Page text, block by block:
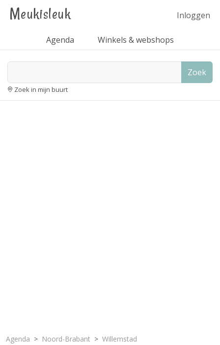
Meukisleuk Inloggen
Agenda Winkels & webshops
Zoek
Zoek in mijn buurt
Agenda Noord-Brabant Willemstad